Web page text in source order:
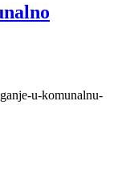
u-komunalnu-